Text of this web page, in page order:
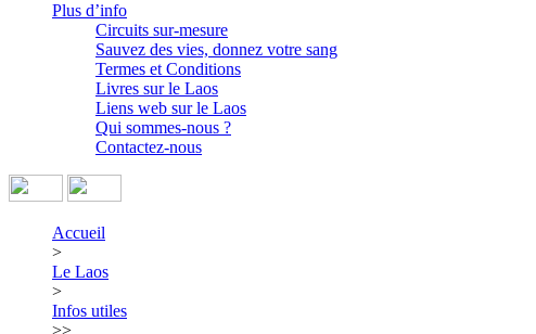
Plus d’info
Circuits sur-mesure
Sauvez des vies, donnez votre sang
Termes et Conditions
Livres sur le Laos
Liens web sur le Laos
Qui sommes-nous ?
Contactez-nous
Accueil
>
Le Laos
>
Infos utiles
>>